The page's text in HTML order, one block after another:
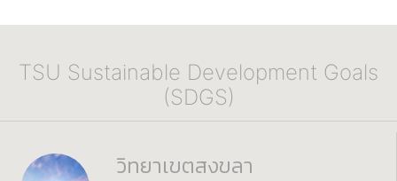
TSU Sustainable Development Goals
(SDGS)
วิทยาเขตสงขลา